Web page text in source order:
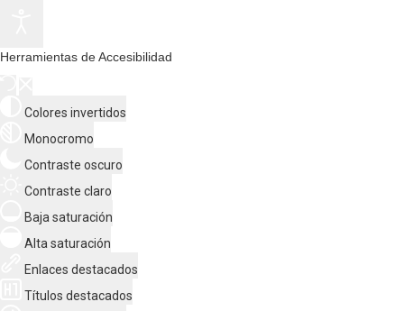
Herramientas de Accesibilidad
Colores invertidos
Monocromo
Contraste oscuro
Contraste claro
Baja saturación
Alta saturación
Enlaces destacados
Títulos destacados